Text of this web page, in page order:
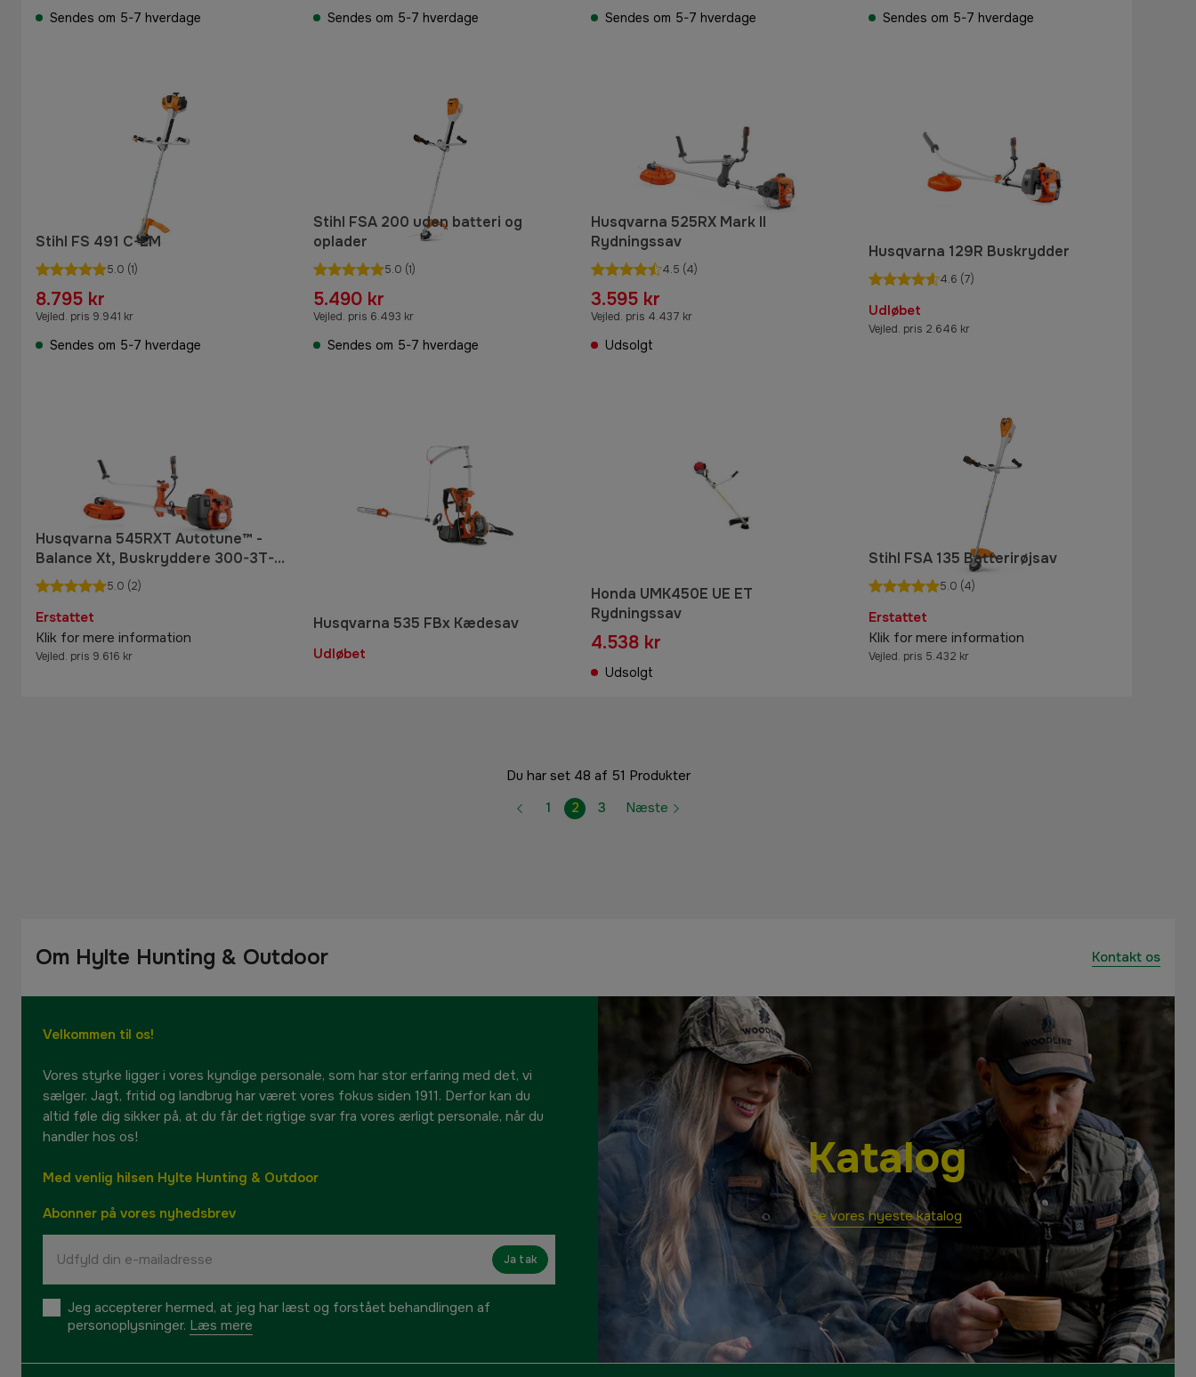
Sendes om 5-7 hverdage Sendes om 5-7 hverdage Sendes om 5-7 hverdage Sendes om 5-7 hverdage
Stihl FS 491 C-EM
5.0 (1)
8.795 kr
Vejled. pris 9.941 kr
Sendes om 5-7 hverdage
Stihl FSA 200 uden batteri og
oplader
5.0 (1)
5.490 kr
Vejled. pris 6.493 kr
Sendes om 5-7 hverdage
Husqvarna 525RX Mark II
Rydningssav
4.5 (4)
3.595 kr
Vejled. pris 4.437 kr
Udsolgt
Husqvarna 129R Buskrydder
4.6 (7)
Udløbet
Vejled. pris 2.646 kr
Husqvarna 545RXT Autotune™ -
Balance Xt, Buskryddere 300-3T-
1", Trimmerhoved T45X
5.0 (2)
Erstattet
Klik for mere information
Vejled. pris 9.616 kr
Husqvarna 535 FBx Kædesav
Udløbet
Honda UMK450E UE ET
Rydningssav
4.538 kr
Udsolgt
Stihl FSA 135 Batterirøjsav
5.0 (4)
Erstattet
Klik for mere information
Vejled. pris 5.432 kr
Du har set 48 af 51 Produkter
1
2 3 Næste
Om Hylte Hunting & Outdoor Kontakt os
Velkommen til os!
Vores styrke ligger i vores kyndige personale, som har stor erfaring med det, vi
sælger. Jagt, fritid og landbrug har været vores fokus siden 1911. Derfor kan du
altid føle dig sikker på, at du får det rigtige svar fra vores ærligt personale, når du
handler hos os!
Med venlig hilsen Hylte Hunting & Outdoor
Abonner på vores nyhedsbrev
Ja tak
Jeg accepterer hermed, at jeg har læst og forstået behandlingen af ​​
personoplysninger. Læs mere
Katalog
Se vores nyeste katalog